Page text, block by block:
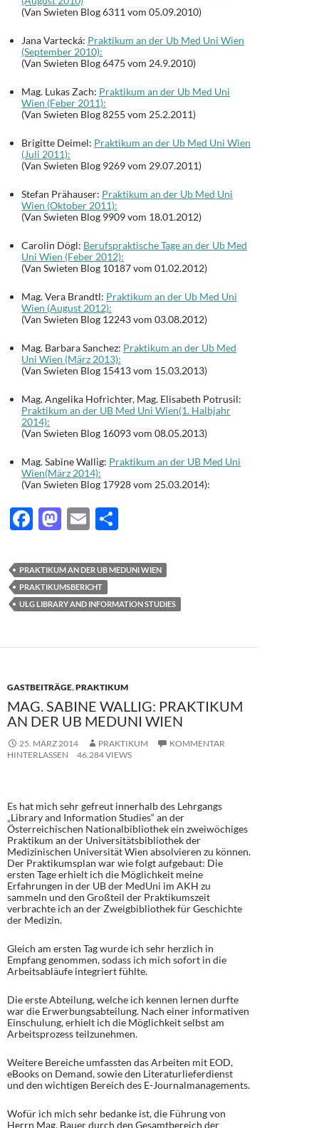
(Van Swieten Blog 6311 vom 05.09.2010)
Jana Vartecká: Praktikum an der Ub Med Uni Wien
(September 2010):
(Van Swieten Blog 6475 vom 24.9.2010)
Mag. Lukas Zach: Praktikum an der Ub Med Uni
Wien (Feber 2011):
(Van Swieten Blog 8255 vom 25.2.2011)
Brigitte Deimel: Praktikum an der Ub Med Uni Wien
(Juli 2011):
(Van Swieten Blog 9269 vom 29.07.2011)
Stefan Prähauser: Praktikum an der Ub Med Uni
Wien (Oktober 2011):
(Van Swieten Blog 9909 vom 18.01.2012)
Carolin Dögl: Berufspraktische Tage an der Ub Med
Uni Wien (Feber 2012):
(Van Swieten Blog 10187 vom 01.02.2012)
Mag. Vera Brandtl: Praktikum an der Ub Med Uni
Wien (August 2012):
(Van Swieten Blog 12243 vom 03.08.2012)
Mag. Barbara Sanchez: Praktikum an der Ub Med
Uni Wien (März 2013):
(Van Swieten Blog 15413 vom 15.03.2013)
Mag. Angelika Hofrichter, Mag. Elisabeth Potrusil:
Praktikum an der UB Med Uni Wien(1. Halbjahr
2014):
(Van Swieten Blog 16093 vom 08.05.2013)
Mag. Sabine Wallig: Praktikum an der UB Med Uni
Wien(März 2014):
(Van Swieten Blog 17928 vom 25.03.2014):
F
e
b
o
k
M
to
d
o
E
ail le
PRAKTIKUM AN DER UB MEDUNI WIEN
PRAKTIKUMSBERICHT
ULG LIBRARY AND INFORMATION STUDIES
GASTBEITRÄGE,PRAKTIKUM
MAG. SABINE WALLIG: PRAKTIKUM
AN DER UB MEDUNI WIEN
25. MÄRZ 2014 PRAKTIKUM
KOMMENTAR
HINTERLASSEN
46.284 VIEWS
Es hat mich sehr gefreut innerhalb des Lehrgangs
„Library and Information Studies“ an der
Österreichischen Nationalbibliothek ein zweiwöchiges
Praktikum an der Universitätsbibliothek der
Medizinischen Universität Wien absolvieren zu können.
Der Praktikumsplan war wie folgt aufgebaut: Die
ersten Tage erhielt ich die Möglichkeit meine
Erfahrungen in der UB der MedUni im AKH zu
sammeln und den Großteil der Praktikumszeit
verbrachte ich an der Zweigbibliothek für Geschichte
der Medizin.
Gleich am ersten Tag wurde ich sehr herzlich in
Empfang genommen, sodass ich mich sofort in die
Arbeitsabläufe integriert fühlte.
Die erste Abteilung, welche ich kennen lernen durfte
war die Erwerbungsabteilung. Nach einer informativen
Einschulung, erhielt ich die Möglichkeit selbst am
Arbeitsprozess teilzunehmen.
Weitere Bereiche umfassten das Arbeiten mit EOD,
eBooks on Demand, sowie den Literaturlieferdienst
und den wichtigen Bereich des E-Journalmanagements.
Wofür ich mich sehr bedanke ist, die Führung von
Herrn Mag. Bauer durch den Gesamtbereich der